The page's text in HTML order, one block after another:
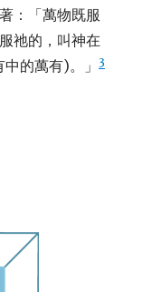
：「萬物既服
祂的，叫神在
中的萬有)。」3